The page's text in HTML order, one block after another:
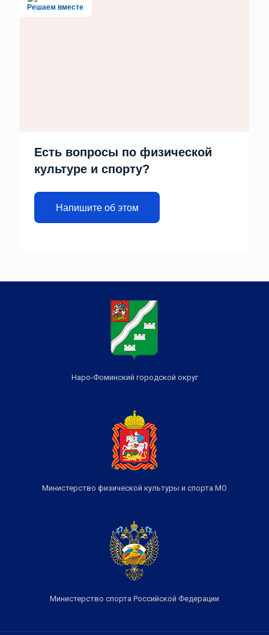
Решаем вместе
Есть вопросы по физической
культуре и спорту?
Напишите об этом
Наро-Фоминский городской округ
Министерство физической культуры и спорта МО
Министерство спорта Российской Федерации